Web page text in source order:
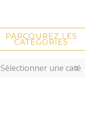
PARCOUREZ LES
CATÉGORIES